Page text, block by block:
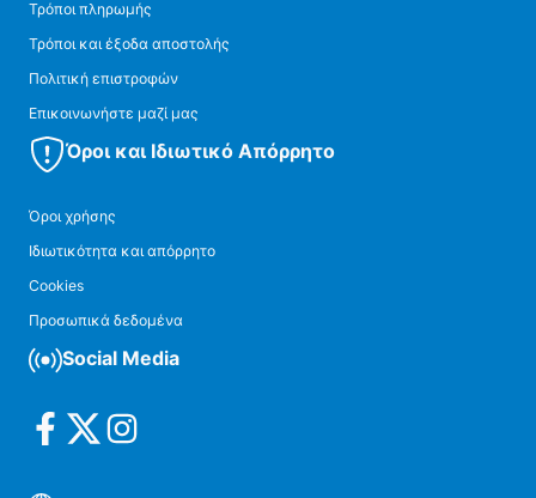
Τρόποι πληρωμής
Τρόποι και έξοδα αποστολής
Πολιτική επιστροφών
Επικοινωνήστε μαζί μας
Όροι και Ιδιωτικό Απόρρητο
Όροι χρήσης
Ιδιωτικότητα και απόρρητο
Cookies
Προσωπικά δεδομένα
Social Media